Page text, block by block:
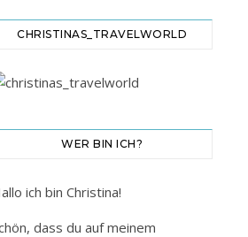
CHRISTINAS_TRAVELWORLD
WER BIN ICH?
ich bin Christina!
dass du auf meinem